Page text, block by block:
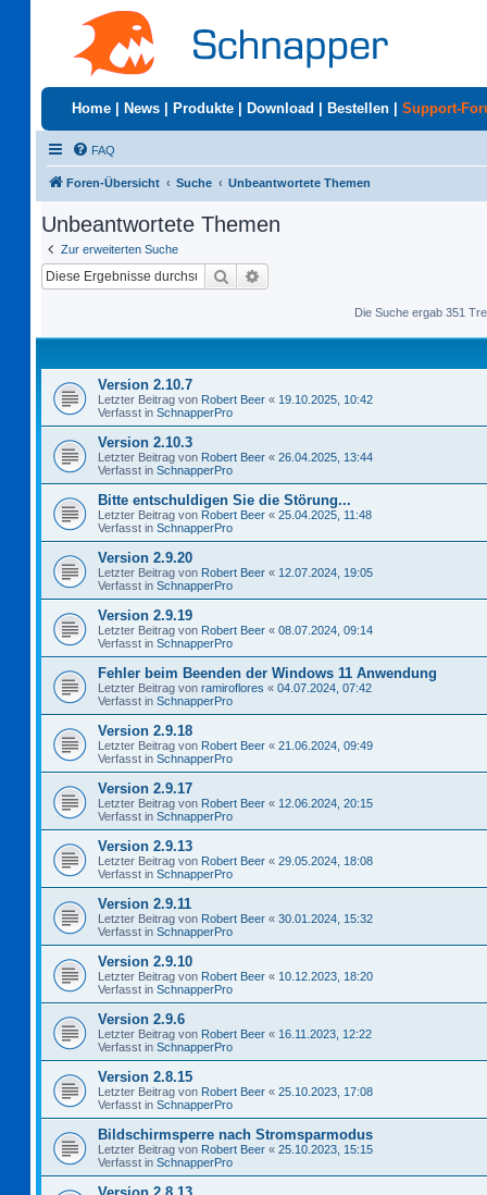
Home News Produkte Download Bestellen Support-
FAQ
Foren-Übersicht Suche Unbeantwortete Themen
Unbeantwortete Themen
Zur erweiterten Suche
Suche
Die Suche ergab 351
Version 2.10.7
Letzter Beitrag von Robert Beer « 19.10.2025, 10:42
Verfasst in SchnapperPro
Version 2.10.3
Letzter Beitrag von Robert Beer « 26.04.2025, 13:44
Verfasst in SchnapperPro
Bitte entschuldigen Sie die Störung...
Letzter Beitrag von Robert Beer « 25.04.2025, 11:48
Verfasst in SchnapperPro
Version 2.9.20
Letzter Beitrag von Robert Beer « 12.07.2024, 19:05
Verfasst in SchnapperPro
Version 2.9.19
Letzter Beitrag von Robert Beer « 08.07.2024, 09:14
Verfasst in SchnapperPro
Fehler beim Beenden der Windows 11 Anwendung
Letzter Beitrag von ramiroflores « 04.07.2024, 07:42
Verfasst in SchnapperPro
Version 2.9.18
Letzter Beitrag von Robert Beer « 21.06.2024, 09:49
Verfasst in SchnapperPro
Version 2.9.17
Letzter Beitrag von Robert Beer « 12.06.2024, 20:15
Verfasst in SchnapperPro
Version 2.9.13
Letzter Beitrag von Robert Beer « 29.05.2024, 18:08
Verfasst in SchnapperPro
Version 2.9.11
Letzter Beitrag von Robert Beer « 30.01.2024, 15:32
Verfasst in SchnapperPro
Version 2.9.10
Letzter Beitrag von Robert Beer « 10.12.2023, 18:20
Verfasst in SchnapperPro
Version 2.9.6
Letzter Beitrag von Robert Beer « 16.11.2023, 12:22
Verfasst in SchnapperPro
Version 2.8.15
Letzter Beitrag von Robert Beer « 25.10.2023, 17:08
Verfasst in SchnapperPro
Bildschirmsperre nach Stromsparmodus
Letzter Beitrag von Robert Beer « 25.10.2023, 15:15
Verfasst in SchnapperPro
Version 2.8.13